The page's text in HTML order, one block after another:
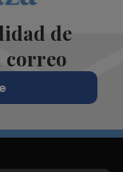
de
correo